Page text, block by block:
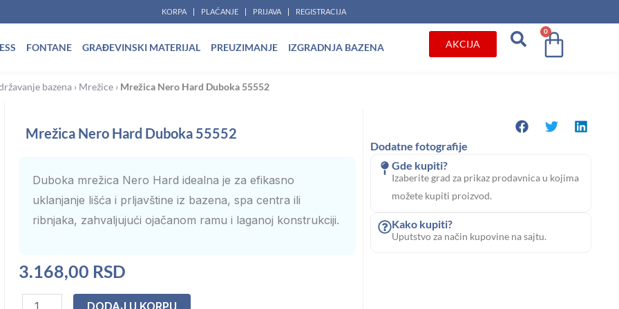
KORPA PLAĆANJE PRIJAVA REGISTRACIJA
FONTANE GRAĐEVINSKI MATERIJAL PREUZIMANJE IZGRADNJA BAZENA AKCIJA
0
Cart
bazena › Mrežice › Mrežica Nero Hard Duboka 55552
Mrežica Nero Hard Duboka 55552
Duboka mrežica Nero Hard idealna je za efikasno
uklanjanje lišća i prljavštine iz bazena, spa centra ili
ribnjaka, zahvaljujući ojačanom ramu i laganoj konstrukciji.
3.168,00 RSD
Mrežica
DODAJ U KORPU
Dodatne fotografije
Gde kupiti?
Izaberite grad za prikaz prodavnica u kojima
možete kupiti proizvod.
Kako kupiti?
Uputstvo za način kupovine na sajtu.